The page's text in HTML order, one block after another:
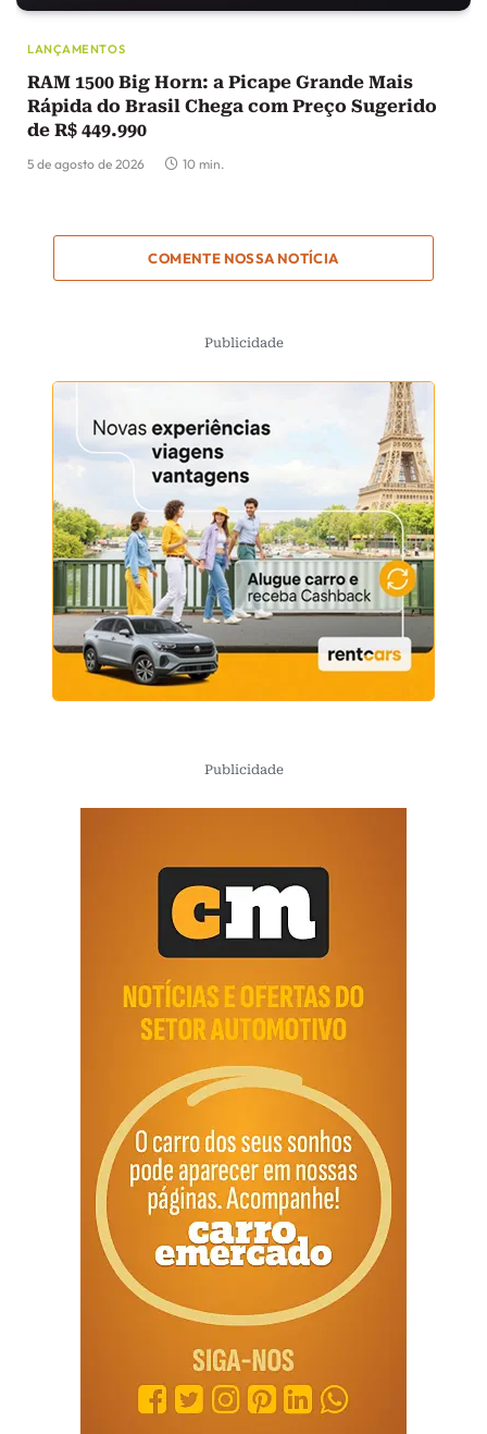
LANÇAMENTOS
RAM 1500 Big Horn: a Picape Grande Mais
Rápida do Brasil Chega com Preço Sugerido
de R$ 449.990
5 de agosto de 2026 10 min.
COMENTE NOSSA NOTÍCIA
Publicidade
Publicidade